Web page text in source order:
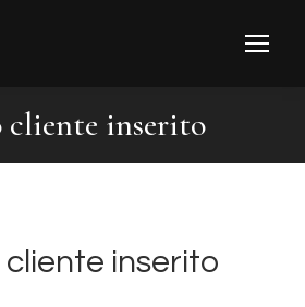
cliente inserito
are here:
cliente inserito